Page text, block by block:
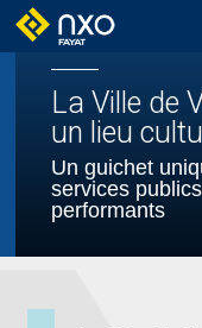
La Ville de
un lieu
Un guichet
services
performants